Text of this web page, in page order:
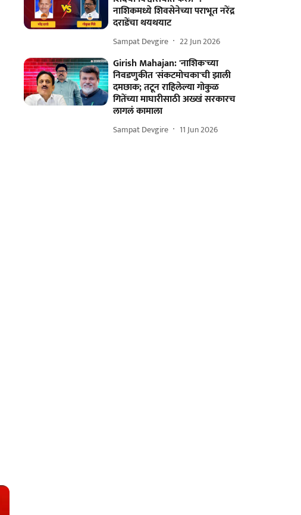
नाशिकमध्ये शिवसेनेच्या पराभूत नरेंद्र
दराडेंचा थयथयाट
Sampat Devgire 22 Jun 2026
Girish Mahajan: 'नाशिक'च्या
निवडणुकीत 'संकटमोचका'ची झाली
दमछाक; तटून राहिलेल्या गोकुळ
गितेंच्या माघारीसाठी अख्खं सरकारच
लागलं कामाला
Sampat Devgire 11 Jun 2026